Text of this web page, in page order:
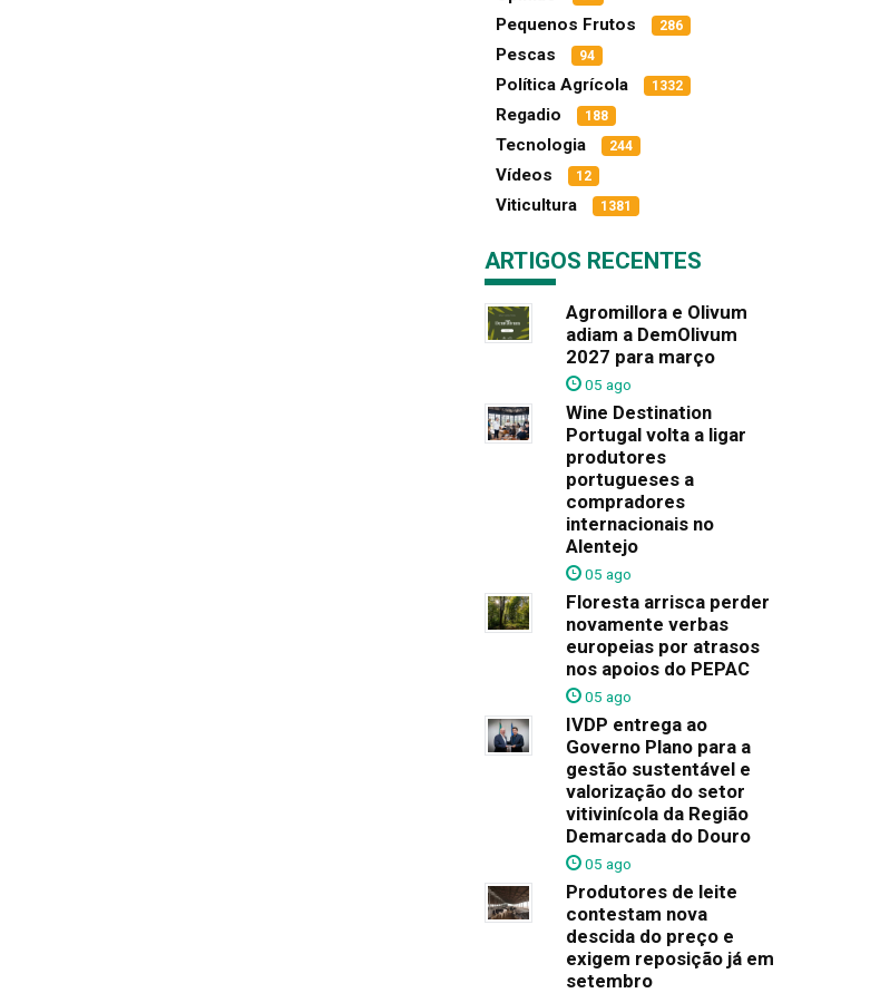
Pequenos Frutos 286
Pescas 94
Política Agrícola 1332
Regadio 188
Tecnologia 244
Vídeos 12
Viticultura 1381
ARTIGOS RECENTES
Agromillora e Olivum
adiam a DemOlivum
2027 para março
05 ago
Wine Destination
Portugal volta a ligar
produtores
portugueses a
compradores
internacionais no
Alentejo
05 ago
Floresta arrisca perder
novamente verbas
europeias por atrasos
nos apoios do PEPAC
05 ago
IVDP entrega ao
Governo Plano para a
gestão sustentável e
valorização do setor
vitivinícola da Região
Demarcada do Douro
05 ago
Produtores de leite
contestam nova
descida do preço e
exigem reposição já em
setembro